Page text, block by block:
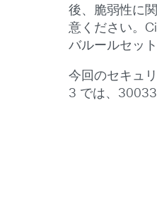
後、脆弱性に
意ください。
バルールセッ
今回のセキュ
3 では、